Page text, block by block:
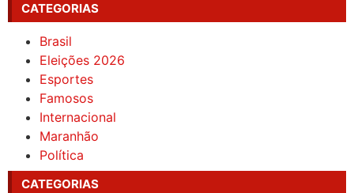
CATEGORIAS
Brasil
Eleições 2026
Esportes
Famosos
Internacional
Maranhão
Política
CATEGORIAS